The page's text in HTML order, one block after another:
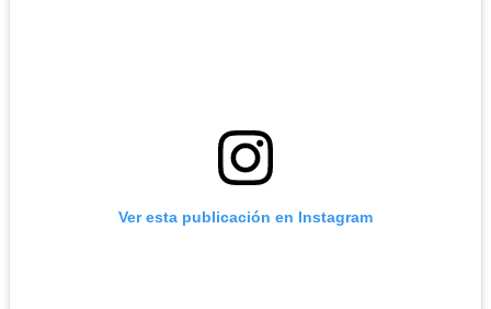
Ver esta publicación en Instagram